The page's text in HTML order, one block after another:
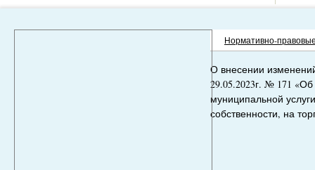
Нормативно-
О внесении
29.05.2023г. № 171
муниципальной
собственности, на